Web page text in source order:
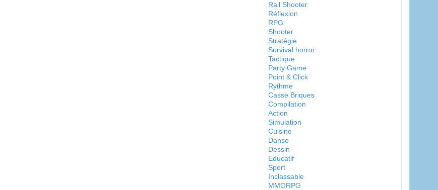
Rail Shooter
Réflexion
RPG
Shooter
Stratégie
Survival horror
Tactique
Party Game
Point & Click
Rythme
Casse Briques
Compilation
Action
Simulation
Cuisine
Danse
Dessin
Educatif
Sport
Inclassable
MMORPG